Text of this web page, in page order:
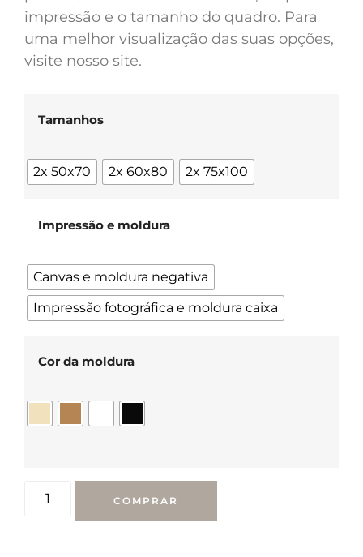
impressão e o tamanho do quadro. Para
uma melhor visualização das suas opções,
visite nosso site.
Tamanhos
2x 50x70 2x 60x80 2x 75x100
Impressão e moldura
Canvas e moldura negativa
Impressão fotográfica e moldura caixa
Cor da moldura
COMPRAR